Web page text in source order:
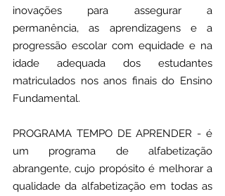
inovações para assegurar a
permanência, as aprendizagens e a
progressão escolar com equidade e na
idade adequada dos estudantes
matriculados nos anos finais do Ensino
Fundamental.
PROGRAMA TEMPO DE APRENDER - é
um programa de alfabetização
abrangente, cujo propósito é melhorar a
qualidade da alfabetização em todas as